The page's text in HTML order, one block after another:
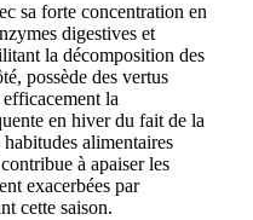
sa forte concentration en
digestives et
la décomposition des
possède des vertus
la
en hiver du fait de la
alimentaires
à apaiser les
exacerbées par
cette saison.